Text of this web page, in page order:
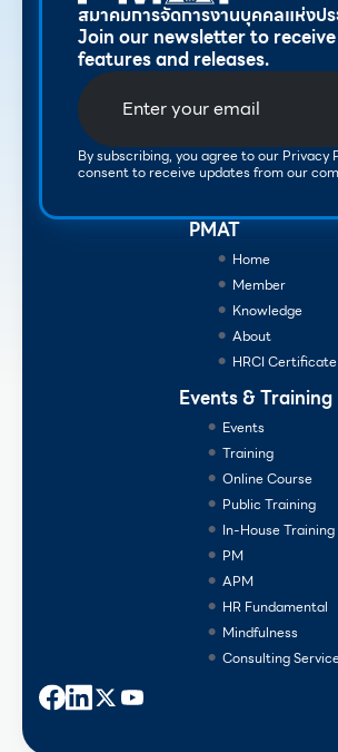
สมาคมการจัดการงานบุคคลแห่งปร
Join our newsletter to
features and releases.
By subscribing, you agree to our Privacy
consent to receive updates from our
PMAT
Home
Member
Knowledge
About
HRCI Certificate
Events & Training
Events
Training
Online Course
Public Training
In-House Training
PM
APM
HR Fundamental
Mindfulness
Consulting